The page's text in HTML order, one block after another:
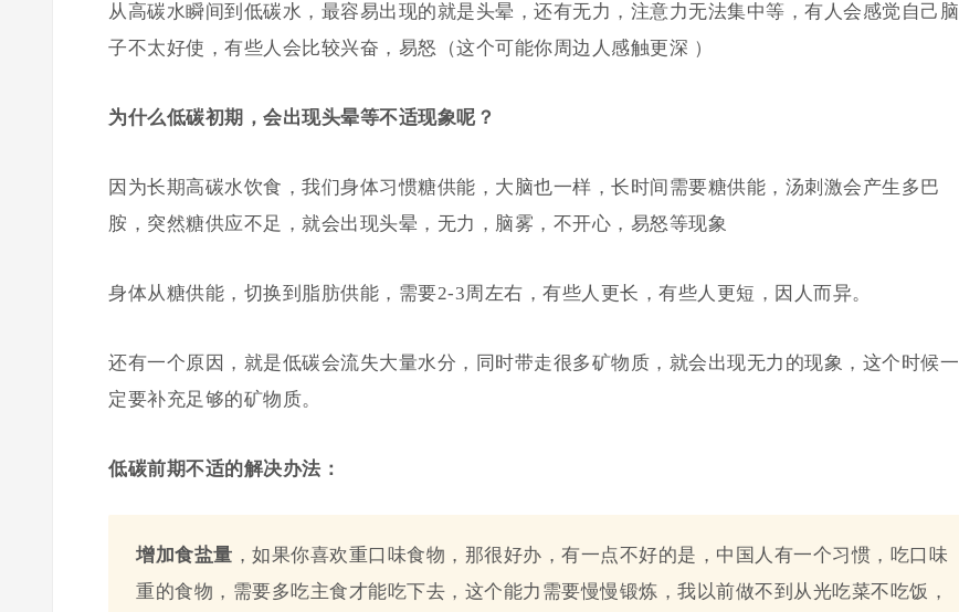
从高碳水瞬间到低碳水，最容易出现的就是头晕，还有无力，注意力无法集中等，有人会感觉自己脑
子不太好使，有些人会比较兴奋，易怒（这个可能你周边人感触更深 ）
为什么低碳初期，会出现头晕等不适现象呢？
因为长期高碳水饮食，我们身体习惯糖供能，大脑也一样，长时间需要糖供能，汤刺激会产生多巴
胺，突然糖供应不足，就会出现头晕，无力，脑雾，不开心，易怒等现象
身体从糖供能，切换到脂肪供能，需要2-3周左右，有些人更长，有些人更短，因人而异。
还有一个原因，就是低碳会流失大量水分，同时带走很多矿物质，就会出现无力的现象，这个时候一
定要补充足够的矿物质。
低碳前期不适的解决办法：
增加食盐量 ，如果你喜欢重口味食物，那很好办，有一点不好的是，中国人有一个习惯，吃口味
重的食物，需要多吃主食才能吃下去，这个能力需要慢慢锻炼，我以前做不到从光吃菜不吃饭，